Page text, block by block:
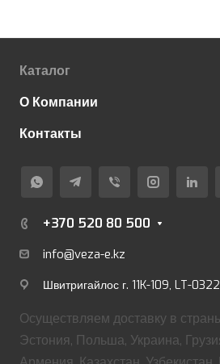
Каталог
О Компании
Контакты
+370 520 80 500
info@veza-e.kz
Швитригайлос г. 11K-109, LT-
Осуществляем доставку в
Эстония, Польша, Украина,